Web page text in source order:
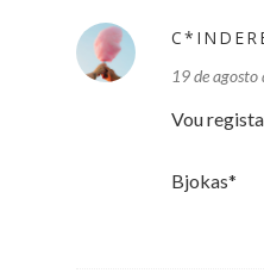
19 de
Vou
Bjokas*